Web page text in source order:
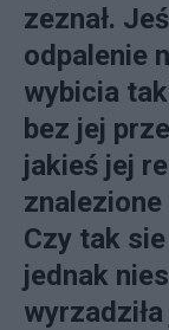
zeznał.
odpalenie
wybicia
bez jej
jakieś jej
Czy tak
jednak